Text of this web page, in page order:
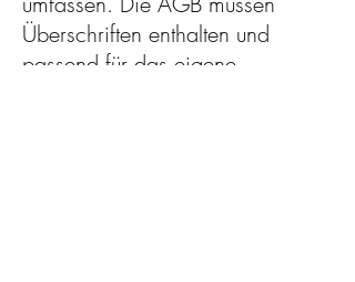
Überschriften enthalten und
passend für das eigene